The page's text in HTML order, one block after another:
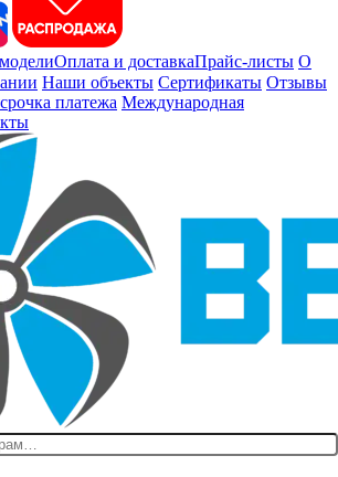
Оплата и доставкаПрайс-листы О
Наши объекты Сертификаты Отзывы
платежа Международная